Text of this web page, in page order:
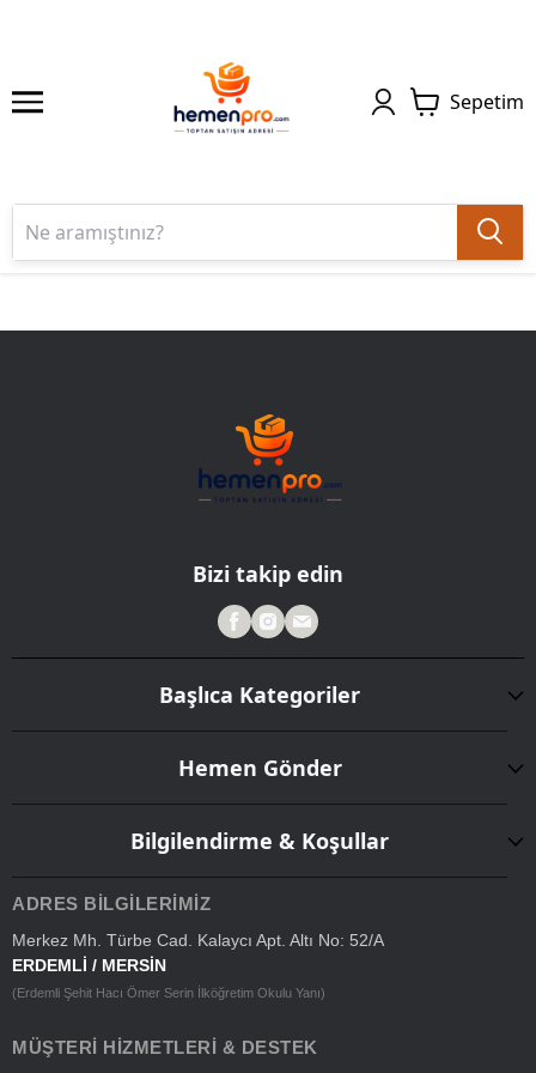
Sepetim
Bizi takip edin
Başlıca Kategoriler
Hemen Gönder
Bilgilendirme & Koşullar
ADRES BILGILERIMIZ
Merkez Mh. Türbe Cad. Kalaycı Apt. Altı No: 52/A
ERDEMLİ / MERSİN
(Erdemli Şehit Hacı Ömer Serin İlköğretim Okulu Yanı)
MÜŞTERI HIZMETLERI & DESTEK